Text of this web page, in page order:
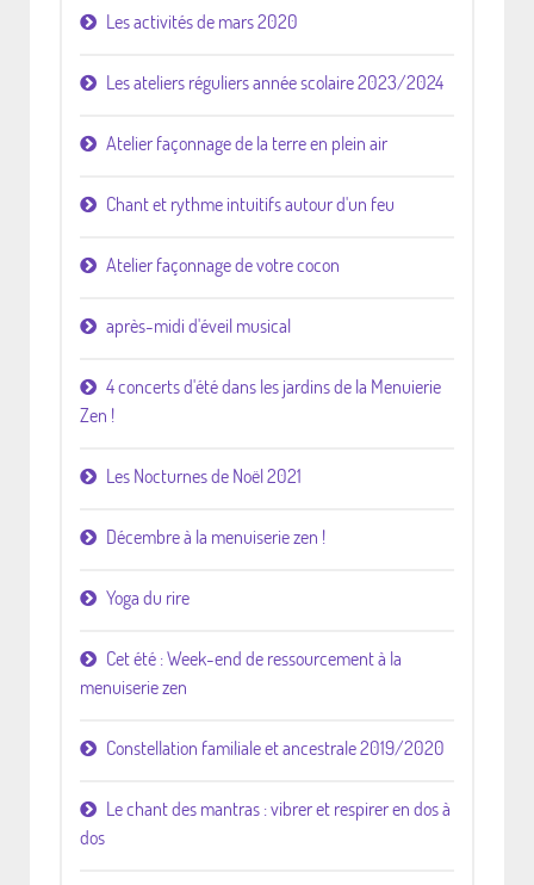
Les activités de mars 2020
Les ateliers réguliers année scolaire 2023/2024
Atelier façonnage de la terre en plein air
Chant et rythme intuitifs autour d'un feu
Atelier façonnage de votre cocon
après-midi d'éveil musical
4 concerts d'été dans les jardins de la Menuierie
Zen !
Les Nocturnes de Noël 2021
Décembre à la menuiserie zen !
Yoga du rire
Cet été : Week-end de ressourcement à la
menuiserie zen
Constellation familiale et ancestrale 2019/2020
Le chant des mantras : vibrer et respirer en dos à
dos